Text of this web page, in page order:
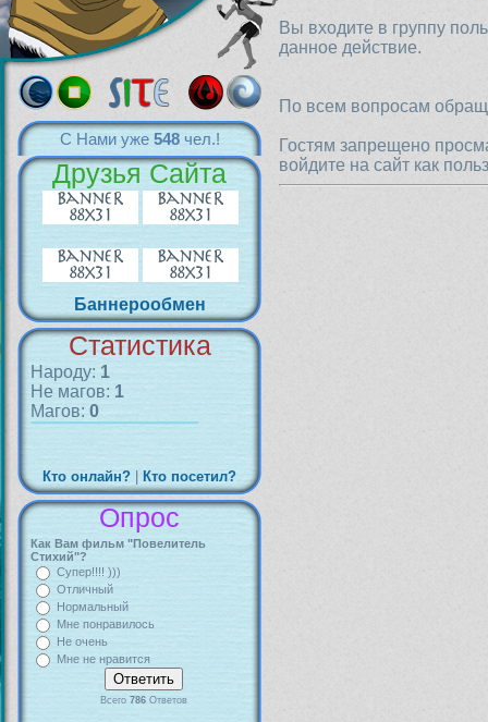
С Нами уже 548чел.!
Друзья Сайта
Баннерообмен
Статистика
Народу: 1
Не магов: 1
Магов: 0
Кто онлайн? Кто посетил?
Опрос
Как Вам фильм "Повелитель
Стихий"?
Супер!!!! )))
Отличный
Нормальный
Мне понравилось
Не очень
Мне не нравится
Всего 786Ответов
Вы входите в группу
данное действие.
По всем вопросам
Гостям запрещено
войдите на сайт как